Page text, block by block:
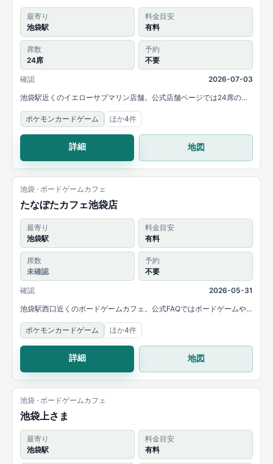
最寄り
池袋駅
料金目安
有料
席数
24席
予約
不要
確認
2026-07-03
池袋駅近くのイエローサブマリン店舗。公式店舗ページでは24席のデ
ュエルルームと、MTG・遊戯王・デュエルマスターズ・ポケモンカー
ドゲーム・ONE PIECEカードゲームなどの取扱いを案内しています。
ポケモンカードゲーム ほか4件
詳細 地図
池袋 · ボードゲームカフェ
たなぼたカフェ池袋店
最寄り
池袋駅
料金目安
有料
席数
未確認
予約
不要
確認
2026-05-31
池袋駅西口近くのボードゲームカフェ。公式FAQではボードゲームや
カードゲームの持ち込み可能と案内されています。
ポケモンカードゲーム
ほか4件
詳細 地図
池袋 · ボードゲームカフェ
池袋上さま
最寄り
池袋駅
料金目安
有料